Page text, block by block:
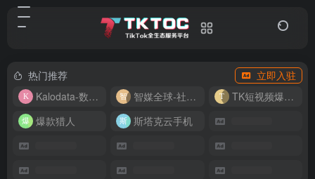
热门推荐
立即入驻
Kalodata-数据分析平台
智媒全球-社媒管理平台
TK短视频爆款复刻
爆款猎人
斯塔克云手机